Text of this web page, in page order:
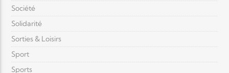
Société
Solidarité
Sorties & Loisirs
Sport
Sports